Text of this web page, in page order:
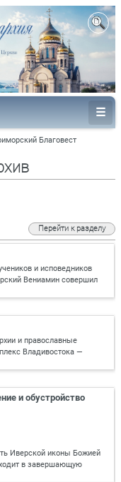
Благовест
Перейти к разделу
и исповедников
Вениамин совершил
и православные
Владивостока —
и обустройство
Иверской иконы Божией
в завершающую